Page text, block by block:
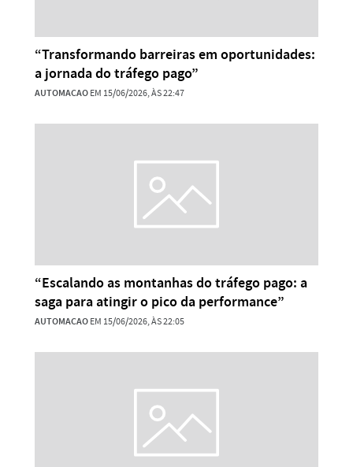
“Transformando barreiras em oportunidades:
a jornada do tráfego pago”
AUTOMACAOEM 15/06/2026, ÀS 22:47
“Escalando as montanhas do tráfego pago: a
saga para atingir o pico da performance”
AUTOMACAOEM 15/06/2026, ÀS 22:05